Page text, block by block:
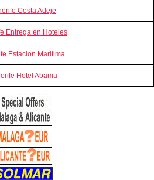
Costa Adeje
Entrega en Hoteles
Estacion Maritima
Hotel Abama